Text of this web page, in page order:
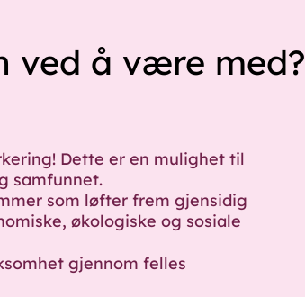
ved å være med?
Dette er en mulighet til
samfunnet.
som løfter frem gjensidig
økologiske og sosiale
gjennom felles